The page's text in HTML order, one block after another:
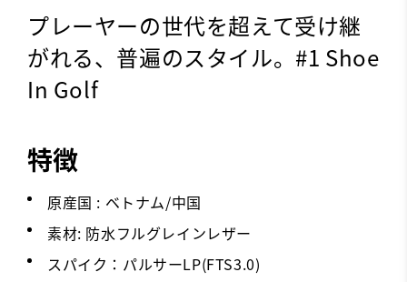
プレーヤーの世代を超えて受け継
がれる、普遍のスタイル。#1 Shoe
In Golf
特徴
原産国 : ベトナム/中国
素材: 防水フルグレインレザー
スパイク：パルサーLP(FTS3.0)